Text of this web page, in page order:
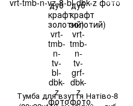
Тумба для взуття Натіво-8